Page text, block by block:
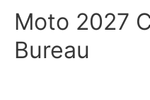
Moto 2027
Bureau